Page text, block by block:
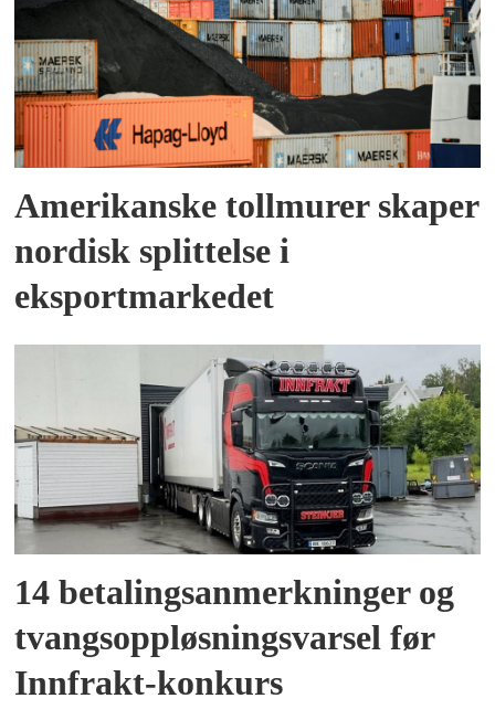
Amerikanske tollmurer skaper
nordisk splittelse i
eksportmarkedet
14 betalingsanmerkninger og
tvangsoppløsningsvarsel før
Innfrakt-konkurs